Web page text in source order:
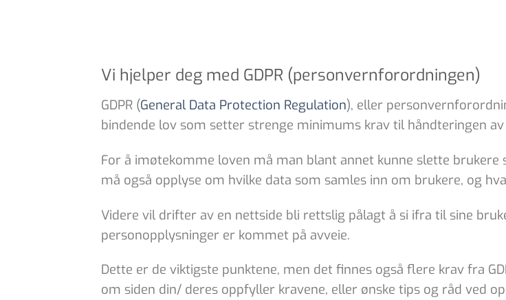
Vi hjelper deg med GDPR (personvernforordningen)
GDPR (General Data Protection Regulation), eller
bindende lov som setter strenge minimums krav til håndteringen
For å imøtekomme loven må man blant annet kunne slette
må også opplyse om hvilke data som samles inn om brukere, og
Videre vil drifter av en nettside bli rettslig pålagt å si ifra til sine
personopplysninger er kommet på avveie.
Dette er de viktigste punktene, men det finnes også flere krav fra
om siden din/ deres oppfyller kravene, eller ønske tips og råd ved